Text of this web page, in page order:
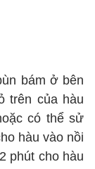
bám ở bên
trên của hàu
có thể sử
hàu vào nồi
phút cho hàu